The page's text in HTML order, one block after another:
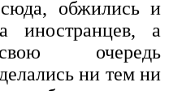
обжились и
иностранцев, а
очередь
ни тем ни